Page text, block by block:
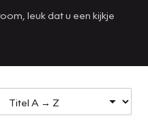
leuk dat u een kijkje